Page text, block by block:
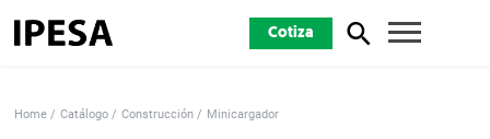
Cotiza
Home Catálogo Construcción Minicargador